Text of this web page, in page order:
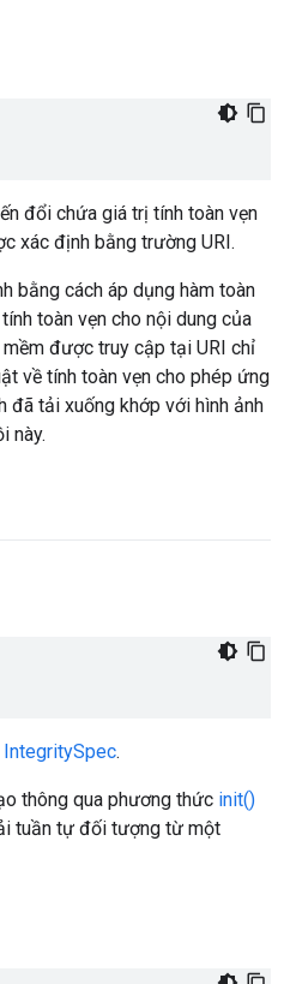
đổi chứa giá trị tính toàn vẹn
xác định bằng trường URI.
bằng cách áp dụng hàm toàn
toàn vẹn cho nội dung của
được truy cập tại URI chỉ
về tính toàn vẹn cho phép ứng
đã tải xuống khớp với hình ảnh
này.
IntegritySpec.
thông qua phương thức init()
tuần tự đối tượng từ một